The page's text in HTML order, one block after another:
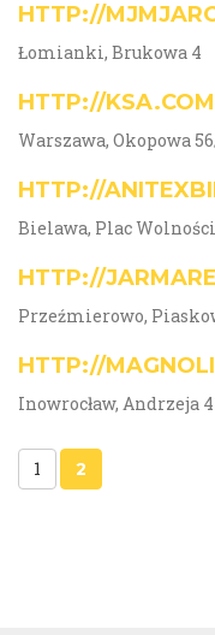
HTTP://
Łomianki, Brukowa 4
HTTP://
Warszawa, Okopowa
HTTP://
Bielawa, Plac
HTTP://
Przeźmierowo,
HTTP://
Inowrocław, Andrzeja
1 2